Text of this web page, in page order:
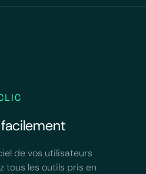
de vos utilisateurs
tous les outils pris en